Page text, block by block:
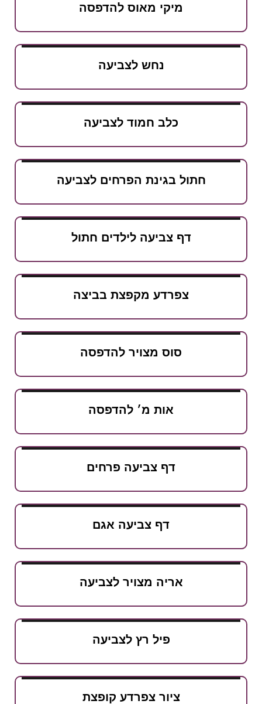
מיקי מאוס להדפסה
נחש לצביעה
כלב חמוד לצביעה
חתול בגינת הפרחים לצביעה
דף צביעה לילדים חתול
צפרדע מקפצת בביצה
סוס מצויר להדפסה
אות מ׳ להדפסה
דף צביעה פרחים
דף צביעה אגם
אריה מצויר לצביעה
פיל רץ לצביעה
ציור צפרדע קופצת